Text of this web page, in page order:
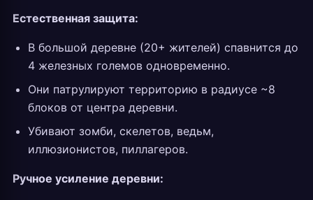
Естественная защита:
В большой деревне (20+ жителей) спавнится до
4 железных големов одновременно.
Они патрулируют территорию в радиусе ~8
блоков от центра деревни.
Убивают зомби, скелетов, ведьм,
иллюзионистов, пиллагеров.
Ручное усиление деревни: